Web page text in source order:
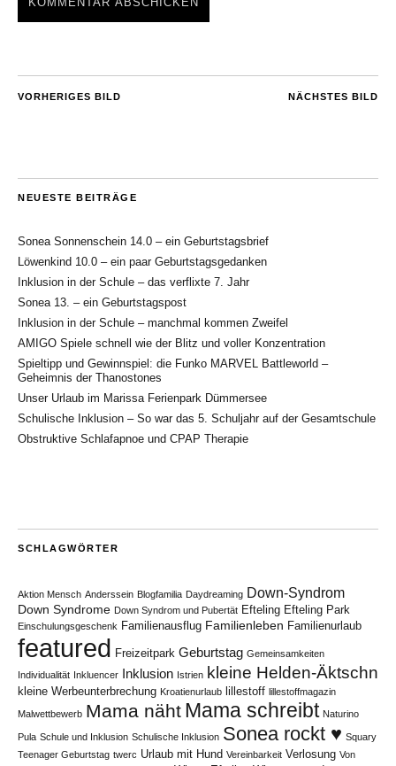
NÄCHSTES BILD
VORHERIGES BILD
NEUESTE BEITRÄGE
Sonea Sonnenschein 14.0 – ein Geburtstagsbrief
Löwenkind 10.0 – ein paar Geburtstagsgedanken
Inklusion in der Schule – das verflixte 7. Jahr
Sonea 13. – ein Geburtstagspost
Inklusion in der Schule – manchmal kommen Zweifel
AMIGO Spiele schnell wie der Blitz und voller Konzentration
Spieltipp und Gewinnspiel: die Funko MARVEL Battleworld –
Geheimnis der Thanostones
Unser Urlaub im Marissa Ferienpark Dümmersee
Schulische Inklusion – So war das 5. Schuljahr auf der Gesamtschule
Obstruktive Schlafapnoe und CPAP Therapie
SCHLAGWÖRTER
Aktion Mensch Anderssein Blogfamilia Daydreaming Down-Syndrom
Down Syndrome Down Syndrom und Pubertät Efteling Efteling Park
Einschulungsgeschenk Familienausflug Familienleben Familienurlaub
featured Freizeitpark Geburtstag Gemeinsamkeiten
Individualität Inkluencer Inklusion Istrien kleine Helden-Äktschn
kleine Werbeunterbrechung Kroatienurlaub lillestoff lillestoffmagazin
Malwettbewerb Mama näht Mama schreibt Naturino
Pula Schule und Inklusion Schulische Inklusion Sonea rockt ♥ Squary
Teenager Geburtstag twerc Urlaub mit Hund Vereinbarkeit Verlosung Von